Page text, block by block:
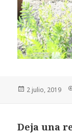
Publicado
2 julio, 2019
Deja una